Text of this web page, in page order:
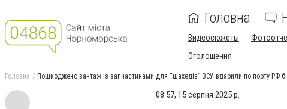
Головна
Видеосюжеты
Оголошення
Головна Пошкоджено вантаж із запчастинами для “шахедів”.ЗСУ вдарили по порту РФ
08:57, 15 серпня 2025 р.